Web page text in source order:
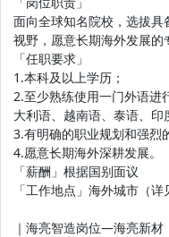
面向全球知名院校，选拔
视野，愿意长期海外发展的
「任职要求」
1.本科及以上学历；
2.至少熟练使用一门外语进
大利语、越南语、泰语、印
3.有明确的职业规划和强烈
4.愿意长期海外深耕发展。
「薪酬」根据国别面议
「工作地点」海外城市（详
｜海亮智造岗位—海亮新材